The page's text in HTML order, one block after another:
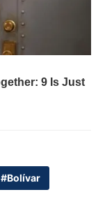
#Bolívar